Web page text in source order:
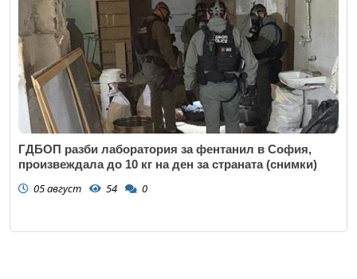
ГДБОП разби лаборатория за фентанил в София,
произвеждала до 10 кг на ден за страната (снимки)
05 август 54 0